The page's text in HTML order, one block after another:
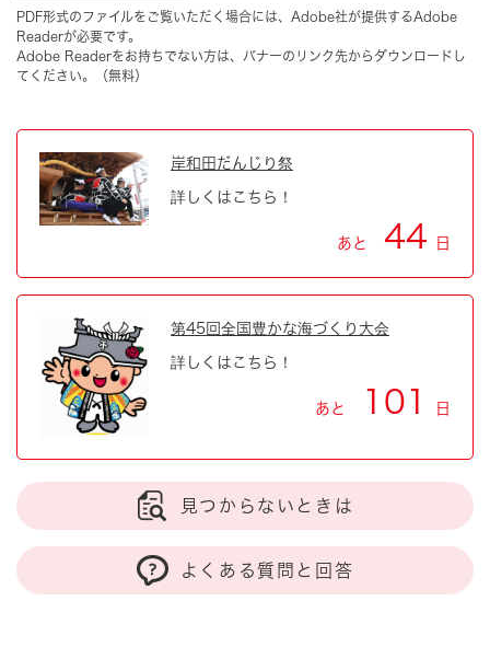
PDF形式のファイルをご覧いただく場合には、Adobe社が提供するAdobe
Readerが必要です。
Adobe Readerをお持ちでない方は、バナーのリンク先からダウンロードし
てください。（無料）
岸和田だんじり祭
詳しくはこちら！
あと 44 日
第45回全国豊かな海づくり大会
詳しくはこちら！
あと 101 日
見つからないときは
よくある質問と回答